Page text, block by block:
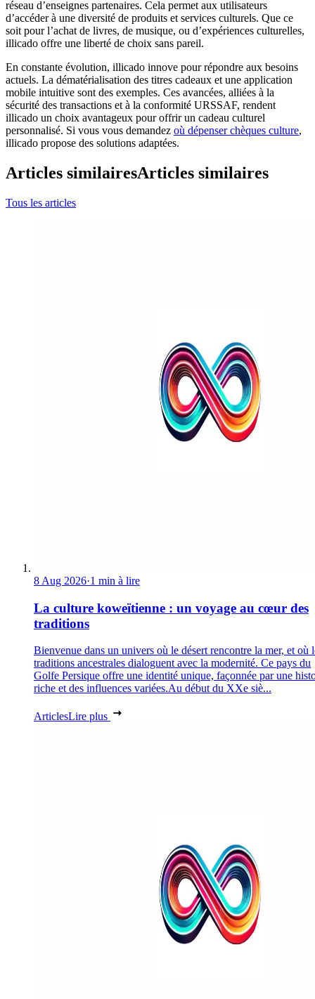
réseau d’enseignes partenaires. Cela permet aux utilisateurs
d’accéder à une diversité de produits et services culturels. Que ce
soit pour l’achat de livres, de musique, ou d’expériences culturelles,
illicado offre une liberté de choix sans pareil.
En constante évolution, illicado innove pour répondre aux besoins
actuels. La dématérialisation des titres cadeaux et une application
mobile intuitive sont des exemples. Ces avancées, alliées à la
sécurité des transactions et à la conformité URSSAF, rendent
illicado un choix avantageux pour offrir un cadeau culturel
personnalisé. Si vous vous demandez où dépenser chèques culture,
illicado propose des solutions adaptées.
Articles similairesArticles similaires
Tous les articles
8 Aug 2026·1 min à lire
La culture koweïtienne : un voyage au cœur des
traditions
Bienvenue dans un univers où le désert rencontre la mer, et où
traditions ancestrales dialoguent avec la modernité. Ce pays du
Golfe Persique offre une identité unique, façonnée par une
riche et des influences variées.Au début du XXe siè...
ArticlesLire plus